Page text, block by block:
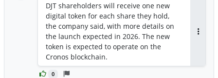
0
DJT shareholders will receive one new
digital token for each share they hold,
the company said, with more details on
‍the launch expected in 2026. The new
token is ​expected to operate on the
Cronos blockchain.